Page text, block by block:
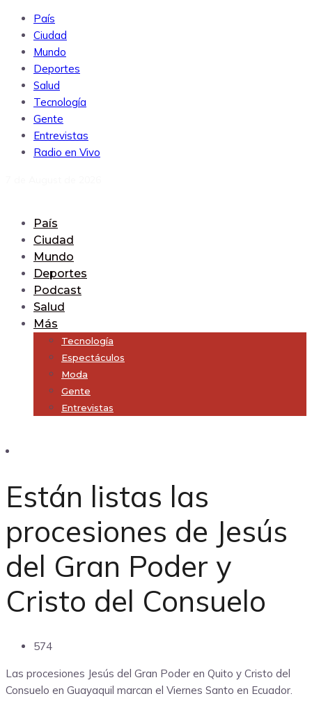
País
Ciudad
Mundo
Deportes
Salud
Tecnología
Gente
Entrevistas
Radio en Vivo
País
Ciudad
Mundo
Deportes
Podcast
Salud
Más
Tecnología
Espectáculos
Moda
Gente
Entrevistas
Están listas las
procesiones de Jesús
del Gran Poder y
Cristo del Consuelo
574
Las procesiones Jesús del Gran Poder en Quito y Cristo del
Consuelo en Guayaquil marcan el Viernes Santo en Ecuador.